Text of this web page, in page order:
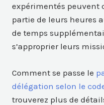
expérimentés peuvent
partie de leurs heures
de temps
s’approprier leurs
Comment se passe le
délégation selon le
trouverez plus de